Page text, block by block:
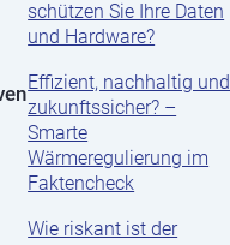
schützen Sie Ihre Daten
und Hardware?
Effizient, nachhaltig und
zukunftssicher? –
Smarte
Wärmeregulierung im
Faktencheck
Wie riskant ist der